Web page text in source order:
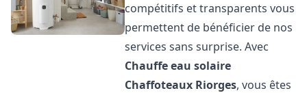
compétitifs et transparents vous
permettent de bénéficier de nos
services sans surprise. Avec
Chauffe eau solaire
Chaffoteaux Riorges, vous êtes